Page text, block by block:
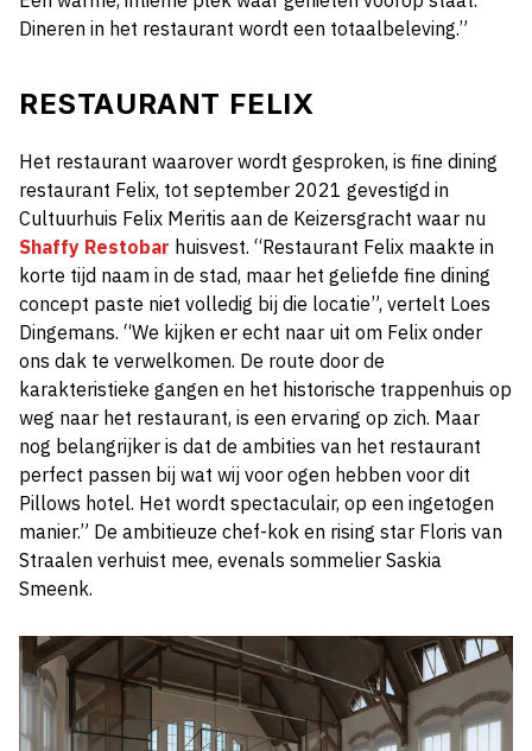
Dineren in het restaurant wordt een totaalbeleving.”
RESTAURANT FELIX
Het restaurant waarover wordt gesproken, is fine dining
restaurant Felix, tot september 2021 gevestigd in
Cultuurhuis Felix Meritis aan de Keizersgracht waar nu
Shaffy Restobar huisvest. “Restaurant Felix maakte in
korte tijd naam in de stad, maar het geliefde fine dining
concept paste niet volledig bij die locatie”, vertelt Loes
Dingemans. “We kijken er echt naar uit om Felix onder
ons dak te verwelkomen. De route door de
karakteristieke gangen en het historische trappenhuis op
weg naar het restaurant, is een ervaring op zich. Maar
nog belangrijker is dat de ambities van het restaurant
perfect passen bij wat wij voor ogen hebben voor dit
Pillows hotel. Het wordt spectaculair, op een ingetogen
manier.” De ambitieuze chef-kok en rising star Floris van
Straalen verhuist mee, evenals sommelier Saskia
Smeenk.